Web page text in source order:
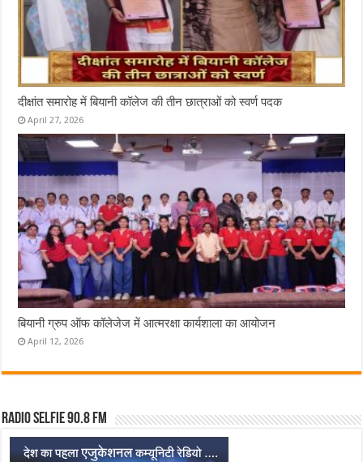
दीक्षांत समारोह में बियानी कॉलेज की तीन छात्राओं को स्वर्ण पदक
April 27, 2026
बियानी ग्रुप ऑफ कॉलेजेज में आत्मरक्षा कार्यशाला का आयोजन
April 12, 2026
Radio Selfie 90.8 FM